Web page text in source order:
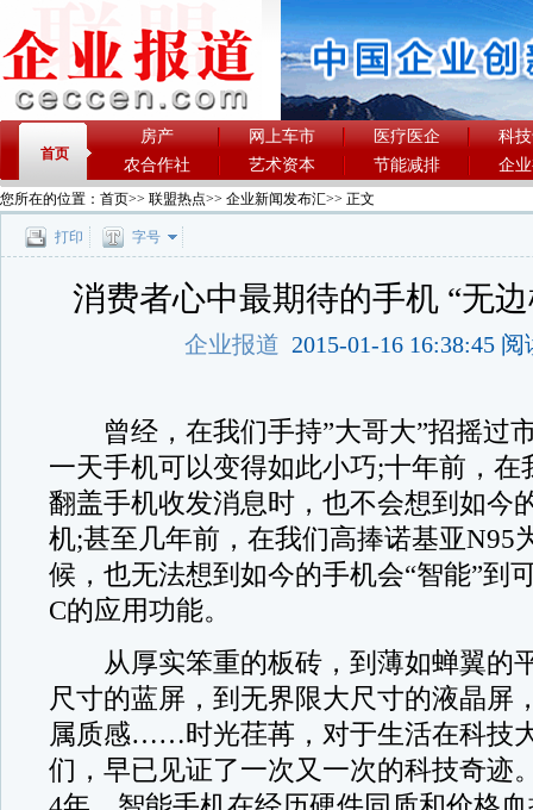
首页
房产 网上车市 医疗医企
科
农合作社
艺术资本 节能减排 企
您所在的位置： 首页>> 联盟热点>> 企业新闻发布汇>> 正文
打印 字号
消费者心中最期待的手机 “无
企业报道 2015-01-16 16:38:45
曾经，在我们手持”大哥大”招摇过
一天手机可以变得如此小巧;十年前，在
翻盖手机收发消息时，也不会想到如今
机;甚至几年前，在我们高捧诺基亚N95
候，也无法想到如今的手机会“智能”到
C的应用功能。
从厚实笨重的板砖，到薄如蝉翼的
尺寸的蓝屏，到无界限大尺寸的液晶屏
属质感……时光荏苒，对于生活在科技
们，早已见证了一次又一次的科技奇迹